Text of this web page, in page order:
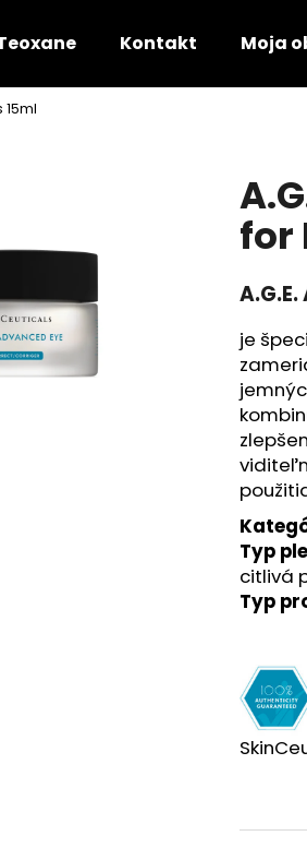
Kontakt Moja
15ml
for
je
Typ
citlivá
Typ
TRIPLE LIPID